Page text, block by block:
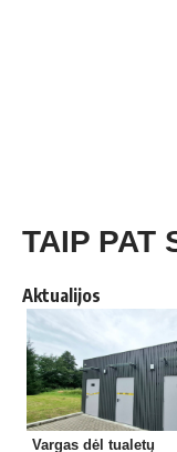
TAIP PAT
Aktualijos
Vargas dėl tualetų